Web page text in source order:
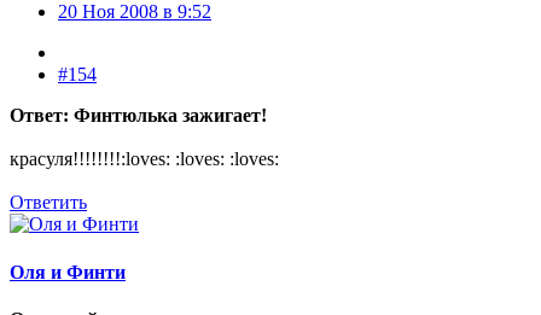
20 Ноя 2008 в 9:52
#154
Ответ: Финтюлька зажигает!
красуля!!!!!!!!:loves: :loves: :loves:
Ответить
Оля и Финти